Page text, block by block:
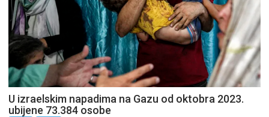
U izraelskim napadima na Gazu od oktobra 2023.
ubijene 73.384 osobe